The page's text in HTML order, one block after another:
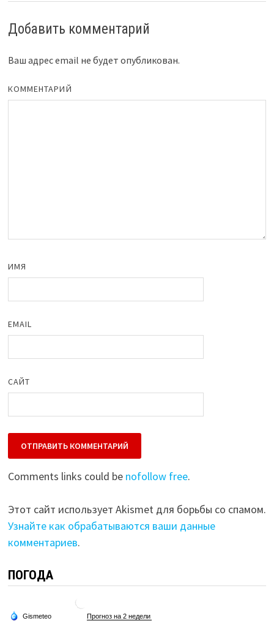
Добавить комментарий
Ваш адрес email не будет опубликован.
КОММЕНТАРИЙ
ИМЯ
EMAIL
САЙТ
Comments links could be nofollow free.
Этот сайт использует Akismet для борьбы со спамом.
Узнайте как обрабатываются ваши данные
комментариев.
ПОГОДА